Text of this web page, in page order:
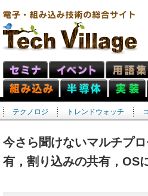
テクノロジ トレンドウォッチ
今さら聞けないマルチプ
有，割り込みの共有，OS